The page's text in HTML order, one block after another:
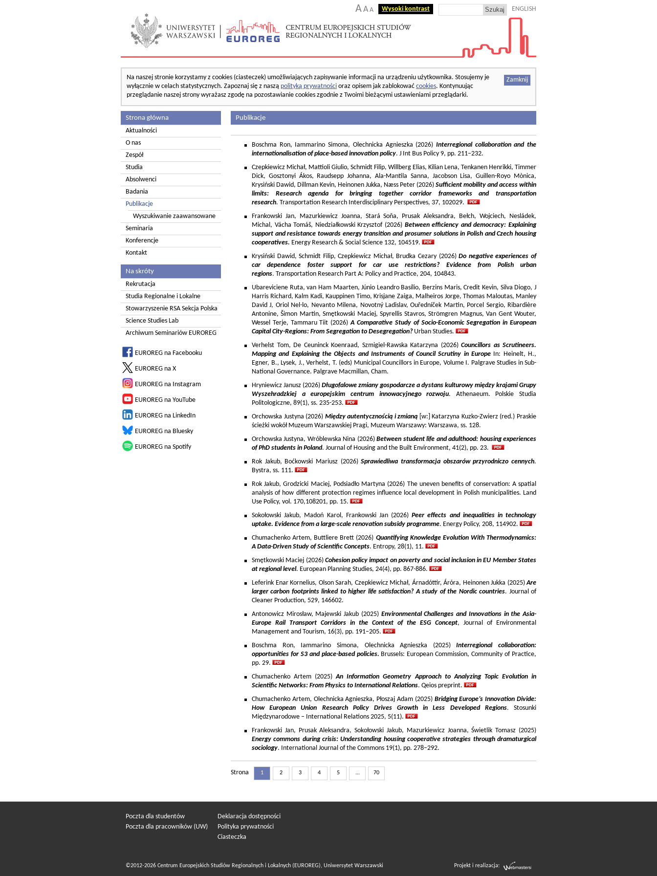
AA A Wysoki kontrast ENGLISH
Zamknij
Na naszej stronie korzystamy z cookies (ciasteczek) umożliwiających zapisywanie informacji na urządzeniu użytkownika. Stosujemy je
wyłącznie w celach statystycznych. Zapoznaj się z naszą polityką prywatności oraz opisem jak zablokować cookies. Kontynuując
przeglądanie naszej strony wyrażasz zgodę na pozostawianie cookies zgodnie z Twoimi bieżącymi ustawieniami przeglądarki.
Strona główna
Aktualności
O nas
Zespół
Studia
Absolwenci
Badania
Publikacje
Wyszukiwanie zaawansowane
Seminaria
Konferencje
Kontakt
Na skróty
Rekrutacja
Studia Regionalne i Lokalne
Stowarzyszenie RSA Sekcja Polska
Science Studies Lab
Archiwum Seminariów EUROREG
EUROREG na Facebooku
EUROREG na X
EUROREG na Instagram
EUROREG na YouTube
EUROREG na LinkedIn
EUROREG na Bluesky
EUROREG na Spotify
Publikacje
Boschma Ron, Iammarino Simona, Olechnicka Agnieszka (2026) Interregional collaboration and the
internationalisation of place-based innovation policy. J Int Bus Policy 9, pp. 211–232.
Czepkiewicz Michał, Mattioli Giulio, Schmidt Filip, Willberg Elias, Kilian Lena, Tenkanen Henrikki, Timmer
Dick, Gosztonyi Ákos, Raudsepp Johanna, Ala-Mantila Sanna, Jacobson Lisa, Guillen-Royo Mònica,
Krysiński Dawid, Dillman Kevin, Heinonen Jukka, Næss Peter (2026) Sufficient mobility and access within
limits: Research agenda for bringing together corridor frameworks and transportation
research. Transportation Research Interdisciplinary Perspectives, 37, 102029.
Frankowski Jan, Mazurkiewicz Joanna, Stará Soňa, Prusak Aleksandra, Bełch, Wojciech, Nesládek,
Michal, Vácha Tomáš, Niedziałkowski Krzysztof (2026) Between efficiency and democracy: Explaining
support and resistance towards energy transition and prosumer solutions in Polish and Czech housing
cooperatives. Energy Research & Social Science 132, 104519.
Krysiński Dawid, Schmidt Filip, Czepkiewicz Michał, Brudka Cezary (2026)Do negative experiences of
car dependence foster support for car use restrictions? Evidence from Polish urban
regions. Transportation Research Part A: Policy and Practice, 204, 104843.
Ubareviciene Ruta, van Ham Maarten, Júnio Leandro Basílio, Berzins Maris, Credit Kevin, Silva Diogo, J
Harris Richard, Kalm Kadi, Kauppinen Timo, Krisjane Zaiga, Malheiros Jorge, Thomas Maloutas, Manley
David J, Oriol Nel-lo, Nevanto Milena, Novotný Ladislav, Ouředníček Martin, Porcel Sergio, Ribardière
Antonine, Šimon Martin, Smętkowski Maciej, Spyrellis Stavros, Strömgren Magnus, Van Gent Wouter,
Wessel Terje, Tammaru Tiit (2026)A Comparative Study of Socio-Economic Segregation in European
Capital City-Regions: From Segregation to Desegregation?Urban Studies.
Verhelst Tom, De Ceuninck Koenraad, Szmigiel-Rawska Katarzyna (2026) Councillors as Scrutineers.
Mapping and Explaining the Objects and Instruments of Council Scrutiny in EuropeIn: Heinelt, H.,
Egner, B., Lysek, J., Verhelst, T. (eds) Municipal Councillors in Europe, Volume I. Palgrave Studies in Sub-
National Governance. Palgrave Macmillan, Cham.
Hryniewicz Janusz (2026) Długofalowe zmiany gospodarcze a dystans kulturowy między krajami Grupy
Wyszehradzkiej a europejskim centrum innowacyjnego rozwoju. Athenaeum. Polskie Studia
Politologiczne, 89(1), ss. 235-253.
Orchowska Justyna (2026) Między autentycznością i zmianą [w:] Katarzyna Kuzko-Zwierz (red.) Praskie
ścieżki wokół Muzeum Warszawskiej Pragi, Muzeum Warszawy: Warszawa, ss. 128.
Orchowska Justyna, Wróblewska Nina (2026)Between student life and adulthood: housing experiences
of PhD students in Poland. Journal of Housing and the Built Environment, 41(2), pp. 23.
Rok Jakub, Boćkowski Mariusz (2026)Sprawiedliwa transformacja obszarów przyrodniczo cennych.
Bystra, ss. 111.
Rok Jakub, Grodzicki Maciej, Podsiadło Martyna (2026) The uneven benefits of conservation: A spatial
analysis of how different protection regimes influence local development in Polish municipalities. Land
Use Policy, vol. 170,108201, pp. 15.
Sokołowski Jakub, Madoń Karol, Frankowski Jan (2026)Peer effects and inequalities in technology
uptake. Evidence from a large-scale renovation subsidy programme. Energy Policy, 208, 114902.
Chumachenko Artem, Buttliere Brett (2026) Quantifying Knowledge Evolution With Thermodynamics:
A Data-Driven Study of Scientific Concepts. Entropy, 28(1), 11.
Smętkowski Maciej (2026) Cohesion policy impact on poverty and social inclusion in EU Member States
at regional level. European Planning Studies, 24(4), pp. 867-886.
Leferink Enar Kornelius, Olson Sarah, Czepkiewicz Michał, Árnadóttir, Áróra, Heinonen Jukka (2025)Are
larger carbon footprints linked to higher life satisfaction? A study of the Nordic countries. Journal of
Cleaner Production, 529, 146602.
Antonowicz Mirosław, Majewski Jakub (2025) Environmental Challenges and Innovations in the Asia-
Europe Rail Transport Corridors in the Context of the ESG Concept, Journal of Environmental
Management and Tourism, 16(3), pp. 191–205.
Boschma Ron, Iammarino Simona, Olechnicka Agnieszka (2025)Interregional collaboration:
opportunities for S3 and place-based policies. Brussels: European Commission, Community of Practice,
pp. 29.
Chumachenko Artem (2025)An Information Geometry Approach to Analyzing Topic Evolution in
Scientific Networks: From Physics to International Relations. Qeios preprint.
Chumachenko Artem, Olechnicka Agnieszka, Płoszaj Adam (2025) Bridging Europe’s Innovation Divide:
How European Union Research Policy Drives Growth in Less Developed Regions. Stosunki
Międzynarodowe – International Relations 2025, 5(11).
Frankowski Jan, Prusak Aleksandra, Sokołowski Jakub, Mazurkiewicz Joanna, Świetlik Tomasz (2025)
Energy commons during crisis: Understanding housing cooperative strategies through dramaturgical
sociology. International Journal of the Commons 19(1), pp. 278–292.
Strona 1 2 3 4 5 ... 70
Poczta dla studentów
Poczta dla pracowników (UW)
Deklaracja dostępności
Polityka prywatności
Ciasteczka
©2012-2026 Centrum Europejskich Studiów Regionalnych i Lokalnych (EUROREG), Uniwersytet Warszawski Projekt i realizacja: